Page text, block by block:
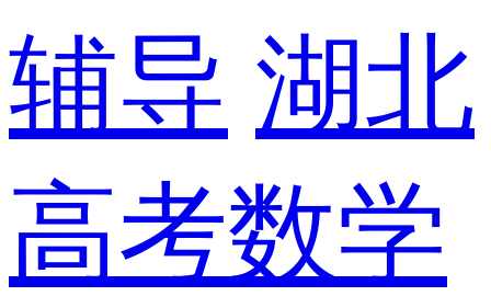
辅导 湖北
高考数学